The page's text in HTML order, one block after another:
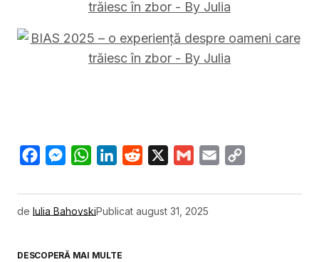
FacebookMessenger
WhatsAppLinkedIn
Reddit Gmail Email
de Iulia BahovskiPublicat august 31, 2025
DESCOPERĂ MAI MULTE